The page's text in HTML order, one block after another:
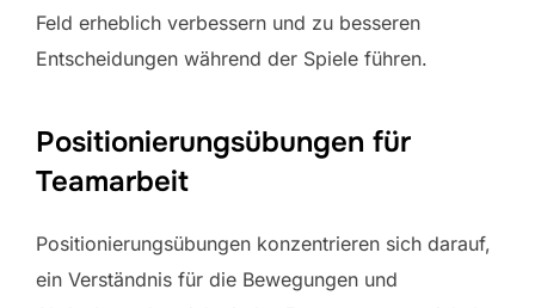
Feld erheblich verbessern und zu besseren
Entscheidungen während der Spiele führen.
Positionierungsübungen für
Teamarbeit
Positionierungsübungen konzentrieren sich darauf,
ein Verständnis für die Bewegungen und